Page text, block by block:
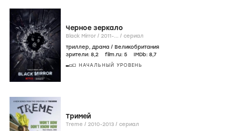
Черное зеркало
Black Mirror / 2011-... / сериал
триллер, драма / Великобритания
зрители: 8,2 film.ru: 5 IMDb: 8,7
НАЧАЛЬНЫЙ УРОВЕНЬ
Тримей
Treme / 2010-2013 / сериал